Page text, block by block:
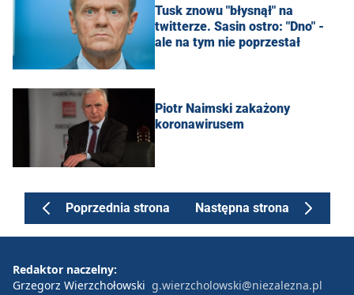
Tusk znowu "błysnął" na
twitterze. Sasin ostro: "Dno" -
ale na tym nie poprzestał
Piotr Naimski zakażony
koronawirusem
Poprzednia strona Następna strona
Redaktor naczelny:
Grzegorz Wierzchołowski g.wierzcholowski@niezalezna.pl